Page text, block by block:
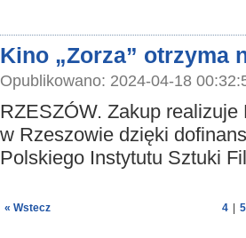
Kino „Zorza” otrzyma
Opublikowano: 2024-04-18
RZESZÓW. Zakup
w Rzeszowie dzięki
Polskiego Instytutu Sztuki
« Wstecz 4 5